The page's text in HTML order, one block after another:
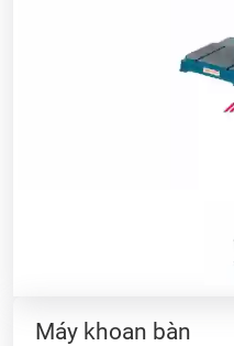
Máy khoan bàn